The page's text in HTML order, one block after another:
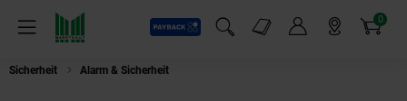
Menü
Payback
Suchfeld einblenden
Markt-Angebote 0
Artikel
Sicherheit Alarm & Sicherheit